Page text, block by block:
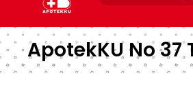
ApotekKU No 37